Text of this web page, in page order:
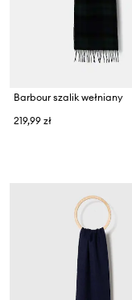
Barbour szalik wełniany
219,99 zł